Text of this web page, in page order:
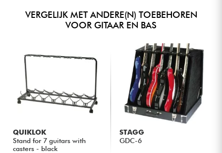
VERGELIJK MET ANDERE(N) TOEBEHOREN
VOOR GITAAR EN BAS
QUIKLOK
Stand for 7 guitars with
casters - black
STAGG
GDC-6